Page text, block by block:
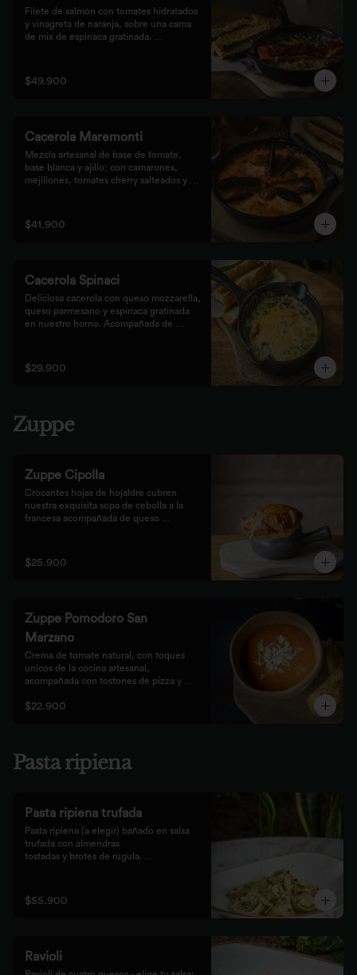
Filete de salmón con tomates hidratados
y vinagreta de naranja, sobre una cama
de mix de espinaca gratinada.
$49.900
Cacerola Maremonti
Mezcla artesanal de base de tomate,
base blanca y ajillo; con camarones,
mejillones, tomates cherry salteados y
pan focaccia con pesto verde rústico.
$41.900
Cacerola Spinaci
Deliciosa cacerola con queso mozzarella,
queso parmesano y espinaca gratinada
en nuestro horno. Acompañada de
$29.900
Zuppe
Zuppe Cipolla
Crocantes hojas de hojaldre cubren
nuestra exquisita sopa de cebolla a la
francesa acompañada de queso
$25.900
Zuppe Pomodoro San
Marzano
Crema de tomate natural, con toques
únicos de la cocina artesanal,
acompañada con tostones de pizza y
$22.900
Pasta ripiena
Pasta ripiena trufada
Pasta ripiena (a elegir) bañado en salsa
trufada con almendras
tostadas y brotes de rúgula.
$55.900
Ravioli